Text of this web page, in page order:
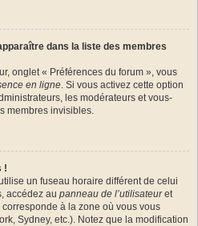
dans la liste des membres
onglet « Préférences du forum », vous
en ligne. Si vous activez cette option
les modérateurs et vous-
membres invisibles.
!
un fuseau horaire différent de celui
accédez au panneau de l’utilisateuret
à la zone où vous vous
Sydney, etc.). Notez que la modification